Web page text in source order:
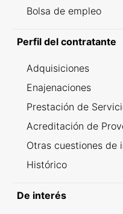
Bolsa de empleo
Perfil del contratante
Adquisiciones
Enajenaciones
Prestación de
Acreditación de
Otras cuestiones de
Histórico
De interés